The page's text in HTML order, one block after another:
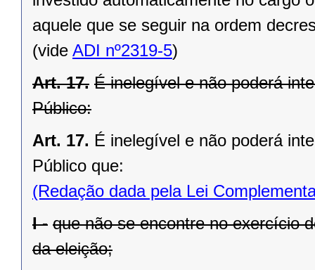
aquele que se seguir na ordem
(vide ADI nº2319-5)
Art. 17. É inelegível e não poderá
Público:
Art. 17. É inelegível e não poderá
Público que:
(Redação dada pela Lei
I - que não se encontre no exercício
da eleição;